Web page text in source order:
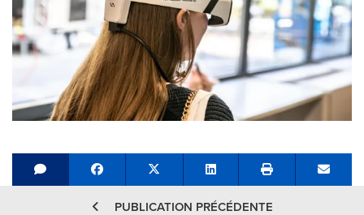
Share on Facebook
Tweet Share on LinkedIn Send
PUBLICATION PRÉCÉDENTE